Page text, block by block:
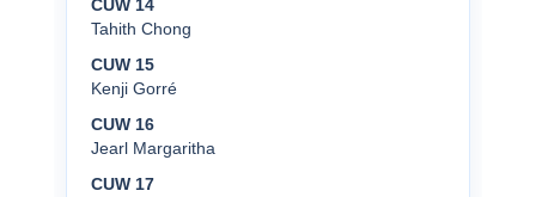
CUW 14
Tahith Chong
CUW 15
Kenji Gorré
CUW 16
Jearl Margaritha
CUW 17